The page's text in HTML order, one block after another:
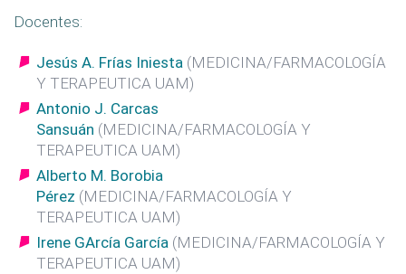
Docentes:
Jesús A. Frías Iniesta (MEDICINA/FARMACOLOGÍA
Y TERAPEUTICA UAM)
Antonio J. Carcas
Sansuán (MEDICINA/FARMACOLOGÍA Y
TERAPEUTICA UAM)
Alberto M. Borobia
Pérez (MEDICINA/FARMACOLOGÍA Y
TERAPEUTICA UAM)
Irene GArcía García (MEDICINA/FARMACOLOGÍA Y
TERAPEUTICA UAM)